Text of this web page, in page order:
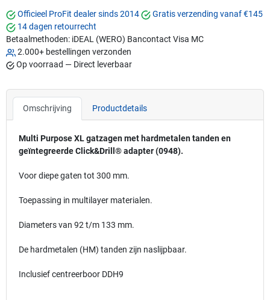
Officieel ProFit dealer sinds 2014
Gratis verzending vanaf €145
14 dagen retourrecht
Betaalmethoden: iDEAL (WERO) Bancontact Visa MC
2.000+ bestellingen verzonden
Op voorraad — Direct leverbaar
Omschrijving Productdetails
Multi Purpose XL gatzagen met hardmetalen tanden en
geïntegreerde Click&Drill® adapter (0948).
Voor diepe gaten tot 300 mm.
Toepassing in multilayer materialen.
Diameters van 92 t/m 133 mm.
De hardmetalen (HM) tanden zijn naslijpbaar.
Inclusief centreerboor DDH9